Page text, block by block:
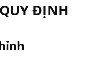
ĐỊNH